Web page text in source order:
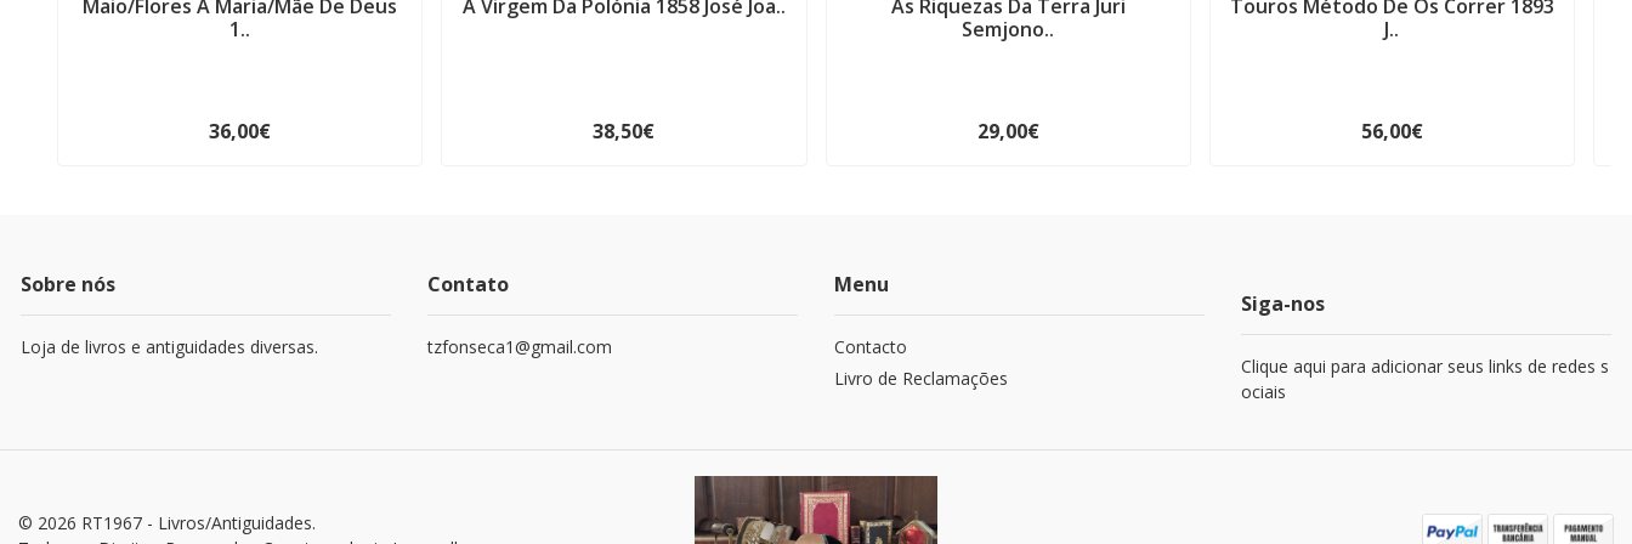
Maio/Flores A Maria/Mãe De Deus
1..
36,00€
A Virgem Da Polónia 1858 José Joa..
38,50€
As Riquezas Da Terra Juri
Semjono..
29,00€
Touros Método De Os Correr 1893
J..
56,00€
Sobre nós
Loja de livros e antiguidades diversas.
Contato
tzfonseca1@gmail.com
Menu
Contacto
Livro de Reclamações
Siga-nos
Clique aqui para adicionar seus links de redes s
ociais
© 2026 RT1967 - Livros/Antiguidades.